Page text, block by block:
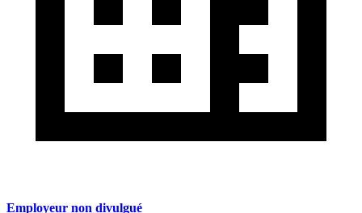
Employeur non divulgué